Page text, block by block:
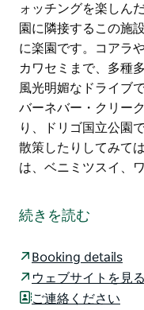
ォッチングを楽しん
園に隣接するこの施
に楽園です。コアラ
カワセミまで、多種
風光明媚なドライブ
バーネバー・クリー
り、ドリゴ国立公園
散策したりしてみて
は、ベニミツスイ、
魅力的な町ベリンゲ
ます。
ベリンゲンとプロミ
ーションに位置し、
続きを読む
Booking details
ウェブサイトを見る
ご連絡ください